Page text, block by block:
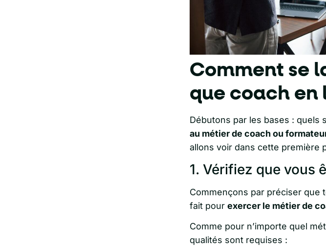
Comment se
que coach en
Débutons par les bases : quels
au métier de coach ou
allons voir dans cette première
1. Vérifiez que vous
Commençons par préciser que
fait pour exercer le métier de
Comme pour n’importe quel
qualités sont requises :